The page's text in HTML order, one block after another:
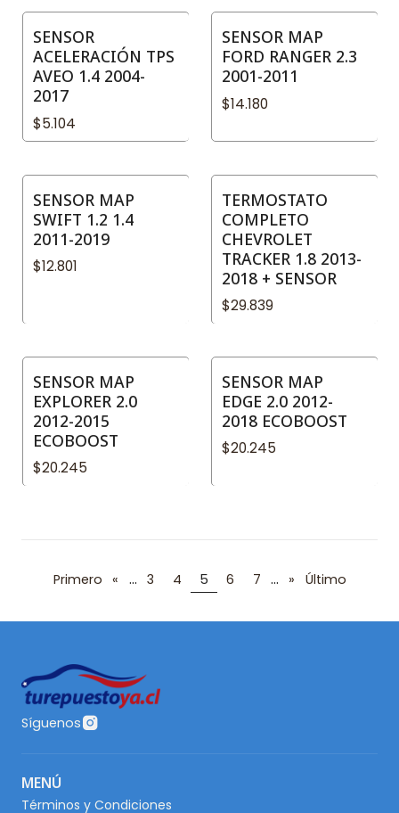
SENSOR
ACELERACIÓN TPS
AVEO 1.4 2004-
2017
$5.104
SENSOR MAP
FORD RANGER 2.3
2001-2011
$14.180
SENSOR MAP
SWIFT 1.2 1.4
2011-2019
$12.801
TERMOSTATO
COMPLETO
CHEVROLET
TRACKER 1.8 2013-
2018 + SENSOR
$29.839
SENSOR MAP
EXPLORER 2.0
2012-2015
ECOBOOST
$20.245
SENSOR MAP
EDGE 2.0 2012-
2018 ECOBOOST
$20.245
Primero « ... 3 4 5 6 7 ... » Último
Síguenos
MENÚ
Términos y Condiciones